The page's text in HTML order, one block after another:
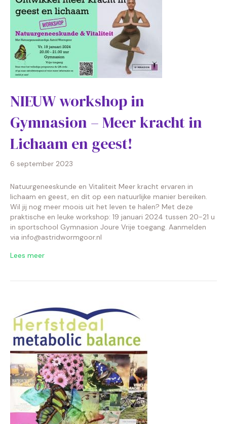
NIEUW workshop in
Gymnasion – Meer kracht in
Lichaam en geest!
6 september 2023
Natuurgeneeskunde en Vitaliteit Meer kracht ervaren in
lichaam en geest, en dit op een natuurlijke manier bereiken.
Wil jij nog meer moois uit het leven te halen? Met deze
praktische en leuke workshop: 19 januari 2024 tussen 20-21 u
in sportschool Gymnasion Joure Vrije toegang. Aanmelden
via info@astridwormgoor.nl
Lees meer